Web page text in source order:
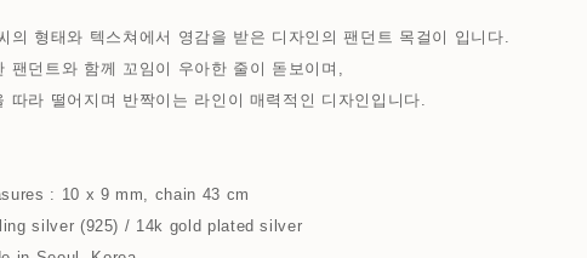
의 형태와 텍스쳐에서 영감을 받은 디자인의 팬던트 목걸이 입니다.
팬던트와 함께 꼬임이 우아한 줄이 돋보이며,
따라 떨어지며 반짝이는 라인이 매력적인 디자인입니다.
: 10 x 9 mm, chain 43 cm
silver (925) / 14k gold plated silver